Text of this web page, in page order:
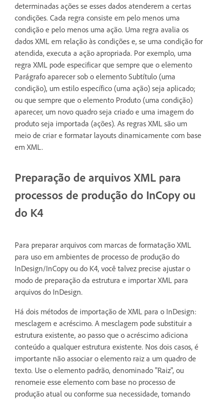
determinadas ações se esses dados atenderem a certas
condições. Cada regra consiste em pelo menos uma
condição e pelo menos uma ação. Uma regra avalia os
dados XML em relação às condições e, se uma condição for
atendida, executa a ação apropriada. Por exemplo, uma
regra XML pode especificar que sempre que o elemento
Parágrafo aparecer sob o elemento Subtítulo (uma
condição), um estilo específico (uma ação) seja aplicado;
ou que sempre que o elemento Produto (uma condição)
aparecer, um novo quadro seja criado e uma imagem do
produto seja importada (ações). As regras XML são um
meio de criar e formatar layouts dinamicamente com base
em XML.
Preparação de arquivos XML para
processos de produção do InCopy ou
do K4
Para preparar arquivos com marcas de formatação XML
para uso em ambientes de processo de produção do
InDesign/InCopy ou do K4, você talvez precise ajustar o
modo de preparação da estrutura e importar XML para
arquivos do InDesign.
Há dois métodos de importação de XML para o InDesign:
mesclagem e acréscimo. A mesclagem pode substituir a
estrutura existente, ao passo que o acréscimo adiciona
conteúdo a qualquer estrutura existente. Nos dois casos, é
importante não associar o elemento raiz a um quadro de
texto. Use o elemento padrão, denominado "Raiz", ou
renomeie esse elemento com base no processo de
produção atual ou conforme sua necessidade, tomando